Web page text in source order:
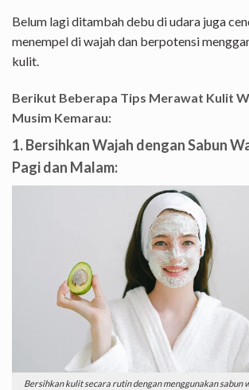
Belum lagi ditambah debu di udara juga
menempel di wajah dan berpotensi
kulit.
Berikut Beberapa Tips Merawat Kulit
Musim Kemarau:
1. Bersihkan Wajah dengan Sabun
Pagi dan Malam:
Bersihkan kulit secara rutin dengan menggunakan sabun